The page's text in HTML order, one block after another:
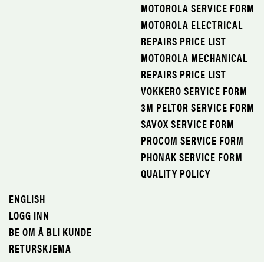
MOTOROLA SERVICE FORM
MOTOROLA ELECTRICAL
REPAIRS PRICE LIST
MOTOROLA MECHANICAL
REPAIRS PRICE LIST
VOKKERO SERVICE FORM
3M PELTOR SERVICE FORM
SAVOX SERVICE FORM
PROCOM SERVICE FORM
PHONAK SERVICE FORM
QUALITY POLICY
ENGLISH
LOGG INN
BE OM Å BLI KUNDE
RETURSKJEMA